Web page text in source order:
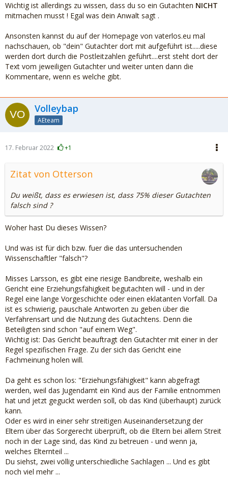
Wichtig ist allerdings zu wissen, dass du so ein Gutachten NICHT
mitmachen musst ! Egal was dein Anwalt sagt .
Ansonsten kannst du auf der Homepage von vaterlos.eu mal
nachschauen, ob "dein" Gutachter dort mit aufgeführt ist.....diese
werden dort durch die Postleitzahlen geführt....erst steht dort der
Text vom jeweiligen Gutachter und weiter unten dann die
Kommentare, wenn es welche gibt.
Volleybap
AEteam
17. Februar 2022 +1
Zitat von Otterson
Du weißt, dass es erwiesen ist, dass 75% dieser Gutachten
falsch sind ?
Woher hast Du dieses Wissen?
Und was ist für dich bzw. fuer die das untersuchenden
Wissenschaftler "falsch"?
Misses Larsson, es gibt eine riesige Bandbreite, weshalb ein
Gericht eine Erziehungsfähigkeit begutachten will - und in der
Regel eine lange Vorgeschichte oder einen eklatanten Vorfall. Da
ist es schwierig, pauschale Antworten zu geben über die
Verfahrensart und die Nutzung des Gutachtens. Denn die
Beteiligten sind schon "auf einem Weg".
Wichtig ist: Das Gericht beauftragt den Gutachter mit einer in der
Regel spezifischen Frage. Zu der sich das Gericht eine
Fachmeinung holen will.
Da geht es schon los: "Erziehungsfähigkeit" kann abgefragt
werden, weil das Jugendamt ein Kind aus der Familie entnommen
hat und jetzt geguckt werden soll, ob das Kind (überhaupt) zurück
kann.
Oder es wird in einer sehr streitigen Auseinandersetzung der
Eltern über das Sorgerecht überprüft, ob die Eltern bei allem Streit
noch in der Lage sind, das Kind zu betreuen - und wenn ja,
welches Elternteil ...
Du siehst, zwei völlig unterschiedliche Sachlagen ... Und es gibt
noch viel mehr ...